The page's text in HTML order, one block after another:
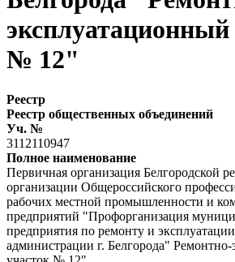
эксплуатационный
№ 12"
Реестр
Реестр общественных объединений
Уч. №
3112110947
Полное наименование
Первичная организация Белгородской
организации Общероссийского
рабочих местной промышленности и
предприятий "Профорганизация
предприятия по ремонту и
администрации г. Белгорода"